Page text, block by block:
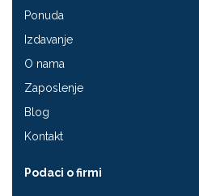
Ponuda
Izdavanje
O nama
Zaposlenje
Blog
Kontakt
Podaci o firmi